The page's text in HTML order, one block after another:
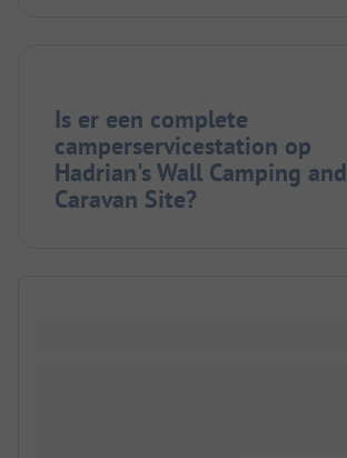
Is er een complete
camperservicestation op
Hadrian's Wall Camping and
Caravan Site?